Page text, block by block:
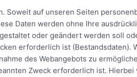
auf unseren Seiten
Daten werden ohne Ihre
oder geändert werden soll
erforderlich ist (Bestandsdaten).
des Webangebots zu
Zweck erforderlich ist.